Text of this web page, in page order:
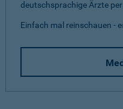
deutschsprachige Ärzte
Einfach mal reinschauen -